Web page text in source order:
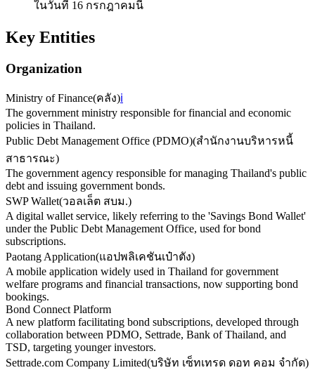
ในวันที่ 16 กรกฎาคมนี้
Key Entities
Organization
Ministry of Finance(คลัง)ℹ️
The government ministry responsible for financial and economic
policies in Thailand.
Public Debt Management Office (PDMO)(สำนักงานบริหารหนี้
สาธารณะ)
The government agency responsible for managing Thailand's public
debt and issuing government bonds.
SWP Wallet(วอลเล็ต สบม.)
A digital wallet service, likely referring to the 'Savings Bond Wallet'
under the Public Debt Management Office, used for bond
subscriptions.
Paotang Application(แอปพลิเคชันเป๋าตัง)
A mobile application widely used in Thailand for government
welfare programs and financial transactions, now supporting bond
bookings.
Bond Connect Platform
A new platform facilitating bond subscriptions, developed through
collaboration between PDMO, Settrade, Bank of Thailand, and
TSD, targeting younger investors.
Settrade.com Company Limited(บริษัท เซ็ทเทรด ดอท คอม จำกัด)